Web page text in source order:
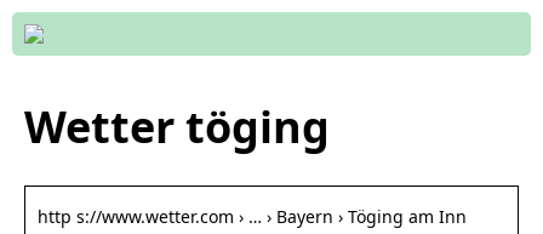
Wetter töging
http s://www.wetter.com › … › Bayern › Töging am Inn